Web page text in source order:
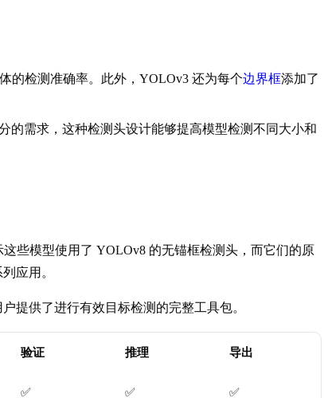
的检测准确率。此外，YOLOv3 还为每个边界框添加了
的需求，这种检测头设计能够提高模型检测不同大小和
这些模型使用了 YOLOv8 的无锚框检测头，而它们的原
应用。
户提供了进行有效目标检测的完整工具包。
验证 推理 导出
✅ ✅ ✅